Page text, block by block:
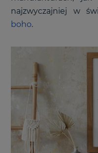
najzwyczajniej w
boho.